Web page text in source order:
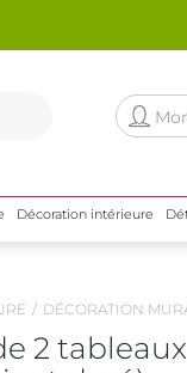
Décoration intérieure
DÉCORATION
2